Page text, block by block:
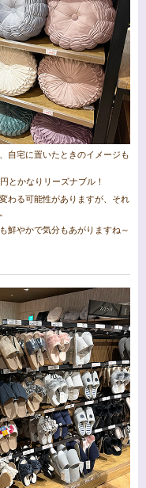
自宅に置いたときのイメージも
とかなりリーズナブル！
わる可能性がありますが、それ
鮮やかで気分もあがりますね～